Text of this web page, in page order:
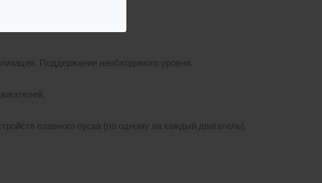
Поддержание необходимого уровня.
плавного пуска (по одному на каждый двигатель).